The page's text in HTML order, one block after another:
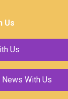
Us
Us
News With Us